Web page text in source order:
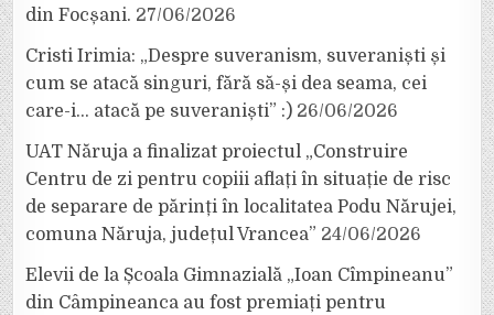
din Focșani. 27/06/2026
Cristi Irimia: „Despre suveranism, suveraniști și
cum se atacă singuri, fără să-și dea seama, cei
care-i… atacă pe suveraniști” :) 26/06/2026
UAT Năruja a finalizat proiectul „Construire
Centru de zi pentru copiii aflați în situație de risc
de separare de părinți în localitatea Podu Nărujei,
comuna Năruja, județul Vrancea” 24/06/2026
Elevii de la Școala Gimnazială „Ioan Cîmpineanu”
din Câmpineanca au fost premiați pentru